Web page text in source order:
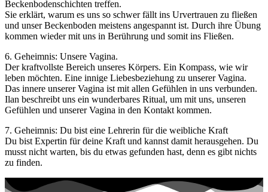
Beckenbodenschichten treffen.
Sie erklärt, warum es uns so schwer fällt ins Urvertrauen zu fließen
und unser Beckenboden meistens angespannt ist. Durch ihre Übung
kommen wieder mit uns in Berührung und somit ins Fließen.
6. Geheimnis: Unsere Vagina.
Der kraftvollste Bereich unseres Körpers. Ein Kompass, wie wir
leben möchten. Eine innige Liebesbeziehung zu unserer Vagina.
Das innere unserer Vagina ist mit allen Gefühlen in uns verbunden.
Ilan beschreibt uns ein wunderbares Ritual, um mit uns, unseren
Gefühlen und unserer Vagina in den Kontakt kommen.
7. Geheimnis: Du bist eine Lehrerin für die weibliche Kraft
Du bist Expertin für deine Kraft und kannst damit herausgehen. Du
musst nicht warten, bis du etwas gefunden hast, denn es gibt nichts
zu finden.